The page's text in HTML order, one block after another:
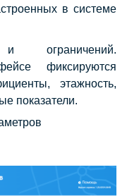
в системе
ограничений.
фиксируются
этажность,
показатели.